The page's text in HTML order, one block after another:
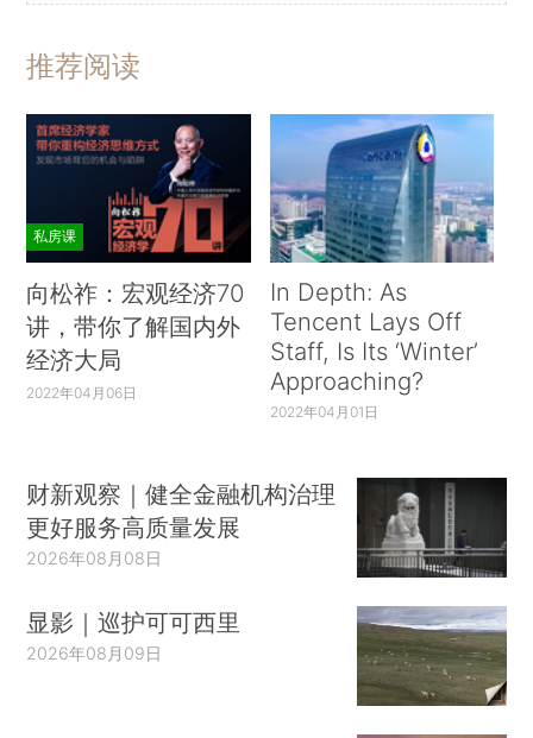
推荐阅读
私房课
向松祚：宏观经济70
讲，带你了解国内外
经济大局
2022年04月06日
In Depth: As
Tencent Lays Off
Staff, Is Its ‘Winter’
Approaching?
2022年04月01日
财新观察｜健全金融机构治理
更好服务高质量发展
2026年08月08日
显影｜巡护可可西里
2026年08月09日